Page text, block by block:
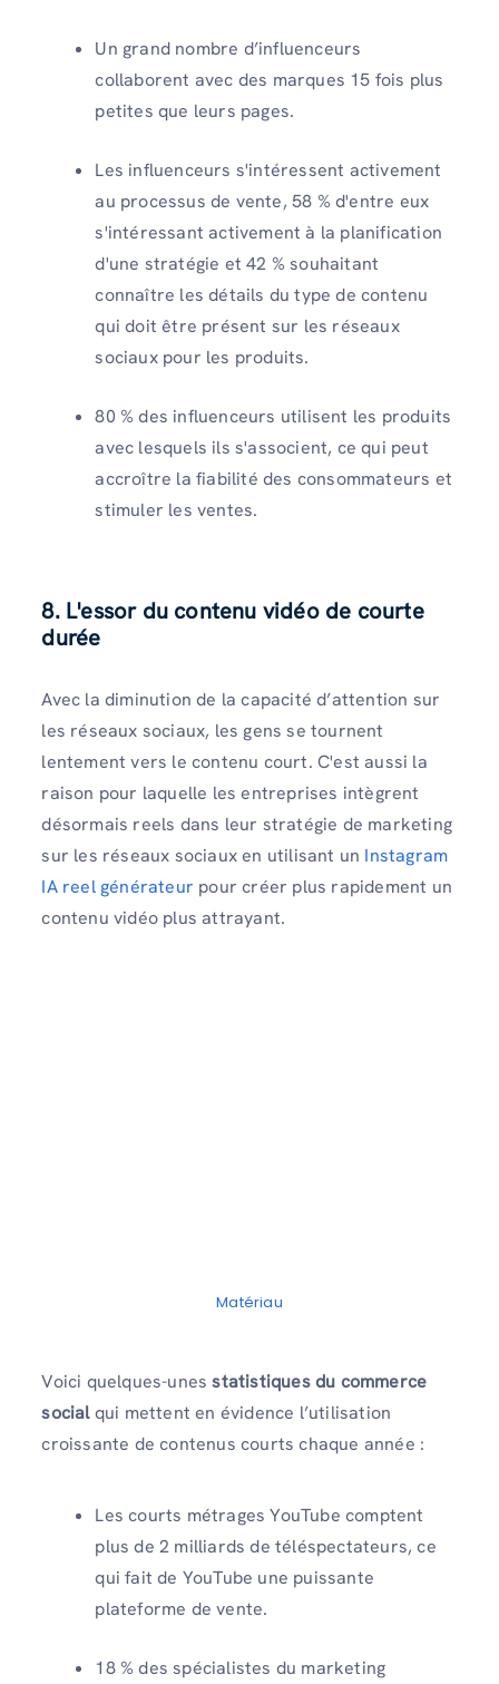
Un grand nombre d’influenceurs
collaborent avec des marques 15 fois plus
petites que leurs pages.
Les influenceurs s'intéressent activement
au processus de vente, 58 % d'entre eux
s'intéressant activement à la planification
d'une stratégie et 42 % souhaitant
connaître les détails du type de contenu
qui doit être présent sur les réseaux
sociaux pour les produits.
80 % des influenceurs utilisent les produits
avec lesquels ils s'associent, ce qui peut
accroître la fiabilité des consommateurs et
stimuler les ventes.
8. L'essor du contenu vidéo de courte
durée
Avec la diminution de la capacité d’attention sur
les réseaux sociaux, les gens se tournent
lentement vers le contenu court. C'est aussi la
raison pour laquelle les entreprises intègrent
désormais reels dans leur stratégie de marketing
sur les réseaux sociaux en utilisant un Instagram
IA reel générateur pour créer plus rapidement un
contenu vidéo plus attrayant.
Matériau
Voici quelques-unesstatistiques du commerce
socialqui mettent en évidence l’utilisation
croissante de contenus courts chaque année :
Les courts métrages YouTube comptent
plus de 2 milliards de téléspectateurs, ce
qui fait de YouTube une puissante
plateforme de vente.
18 % des spécialistes du marketing